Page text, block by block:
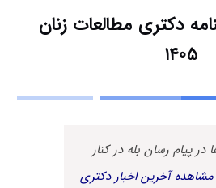
دکتری مطالعات زنان
۱۴۰۵
در پیام رسان بله در کنار
مشاهده آخرین اخبار دکتری